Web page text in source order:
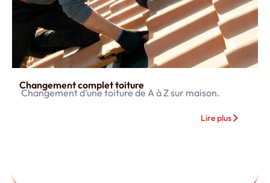
Changement complet toiture
Changement d’une toiture de A à Z sur maison.
Lire plus